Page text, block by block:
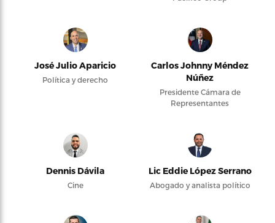
José Julio Aparicio
Política y derecho
Carlos Johnny Méndez
Núñez
Presidente Cámara de
Representantes
Dennis Dávila
Cine
Lic Eddie López Serrano
Abogado y analista político